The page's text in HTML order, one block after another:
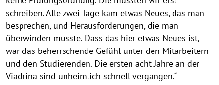
schreiben. Alle zwei Tage kam etwas Neues, das man
besprechen, und Herausforderungen, die man
überwinden musste. Dass das hier etwas Neues ist,
war das beherrschende Gefühl unter den Mitarbeitern
und den Studierenden. Die ersten acht Jahre an der
Viadrina sind unheimlich schnell vergangen.“